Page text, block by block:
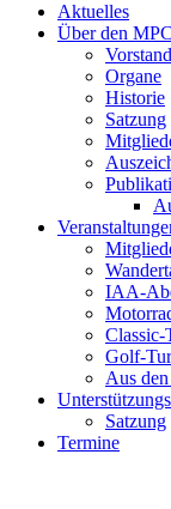
Aktuelles
Über den MPC
Vorstand
Organe
Historie
Satzung
IAA-
Classic-
Golf-
Aus
Satzung
Termine